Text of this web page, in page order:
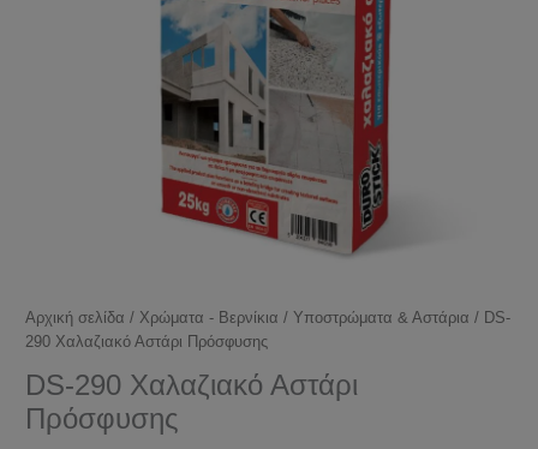
Αρχική σελίδα / Χρώματα - Βερνίκια /Υποστρώματα & Αστάρια / DS-
290 Χαλαζιακό Αστάρι Πρόσφυσης
DS-290 Χαλαζιακό Αστάρι
Πρόσφυσης